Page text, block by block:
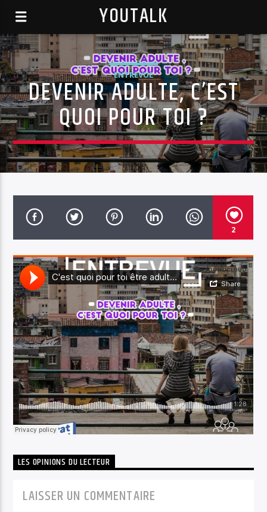
YOUTALK
ENTREVUE
DEVENIR ADULTE, C’EST
QUOI POUR TOI ?
2
LES OPINIONS DU LECTEUR
LAISSER UN COMMENTAIRE